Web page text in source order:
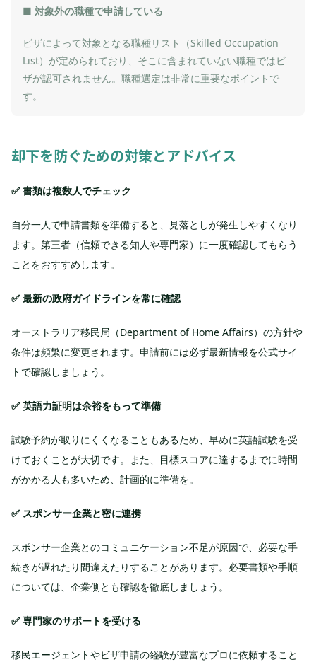
■ 対象外の職種で申請している
ビザによって対象となる職種リスト（Skilled Occupation
List）が定められており、そこに含まれていない職種ではビ
ザが認可されません。職種選定は非常に重要なポイントで
す。
却下を防ぐための対策とアドバイス
✅ 書類は複数人でチェック
自分一人で申請書類を準備すると、見落としが発生しやすくなり
ます。第三者（信頼できる知人や専門家）に一度確認してもらう
ことをおすすめします。
✅ 最新の政府ガイドラインを常に確認
オーストラリア移民局（Department of Home Affairs）の方針や
条件は頻繁に変更されます。申請前には必ず最新情報を公式サイ
トで確認しましょう。
✅ 英語力証明は余裕をもって準備
試験予約が取りにくくなることもあるため、早めに英語試験を受
けておくことが大切です。また、目標スコアに達するまでに時間
がかかる人も多いため、計画的に準備を。
✅ スポンサー企業と密に連携
スポンサー企業とのコミュニケーション不足が原因で、必要な手
続きが遅れたり間違えたりすることがあります。必要書類や手順
については、企業側とも確認を徹底しましょう。
✅ 専門家のサポートを受ける
移民エージェントやビザ申請の経験が豊富なプロに依頼すること